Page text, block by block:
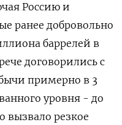
Россию и
ранее добровольно
баррелей в
договорились с
примерно в 3
уровня - до
вызвало резкое